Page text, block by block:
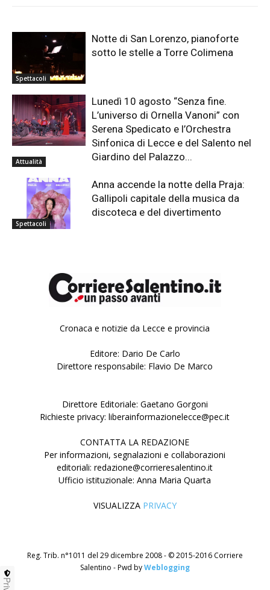
Spettacoli
Notte di San Lorenzo, pianoforte
sotto le stelle a Torre Colimena
Attualità
Lunedì 10 agosto “Senza fine.
L’universo di Ornella Vanoni” con
Serena Spedicato e l’Orchestra
Sinfonica di Lecce e del Salento nel
Giardino del Palazzo...
Spettacoli
Anna accende la notte della Praja:
Gallipoli capitale della musica da
discoteca e del divertimento
Cronaca e notizie da Lecce e provincia
Editore: Dario De Carlo
Direttore responsabile: Flavio De Marco
Direttore Editoriale: Gaetano Gorgoni
Richieste privacy: liberainformazionelecce@pec.it
CONTATTA LA REDAZIONE
Per informazioni, segnalazioni e collaborazioni
editoriali: redazione@corrieresalentino.it
Ufficio istituzionale: Anna Maria Quarta
VISUALIZZA PRIVACY
Reg. Trib. n°1011 del 29 dicembre 2008 - © 2015-2016 Corriere
Salentino - Pwd byWeblogging